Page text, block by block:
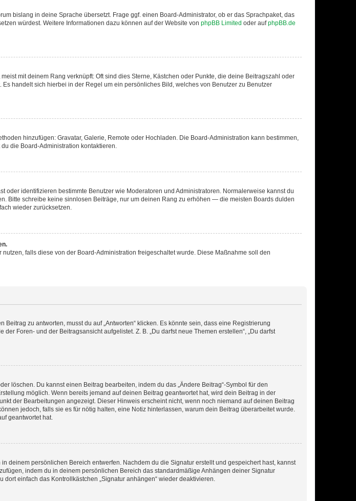
bislang in deine Sprache übersetzt. Frage ggf. einen Board-Administrator, ob er das Sprachpaket, das
würdest. Weitere Informationen dazu können auf der Website von phpBB Limited oder aufphpBB.de
mit deinem Rang verknüpft: Oft sind dies Sterne, Kästchen oder Punkte, die deine Beitragszahl oder
handelt sich hierbei in der Regel um ein persönliches Bild, welches von Benutzer zu Benutzer
hinzufügen: Gravatar, Galerie, Remote oder Hochladen. Die Board-Administration kann bestimmen,
die Board-Administration kontaktieren.
identifizieren bestimmte Benutzer wie Moderatoren und Administratoren. Normalerweise kannst du
Bitte schreibe keine sinnlosen Beiträge, nur um deinen Rang zu erhöhen — die meisten Boards dulden
wieder zurücksetzen.
falls diese von der Board-Administration freigeschaltet wurde. Diese Maßnahme soll den
zu antworten, musst du auf „Antworten“ klicken. Es könnte sein, dass eine Registrierung
Foren- und der Beitragsansicht aufgelistet. Z. B. „Du darfst neue Themen erstellen“, „Du darfst
löschen. Du kannst einen Beitrag bearbeiten, indem du das „Ändere Beitrag“-Symbol für den
möglich. Wenn bereits jemand auf deinen Beitrag geantwortet hat, wird dein Beitrag in der
der Bearbeitungen angezeigt. Dieser Hinweis erscheint nicht, wenn noch niemand auf deinen Beitrag
jedoch, falls sie es für nötig halten, eine Notiz hinterlassen, warum dein Beitrag überarbeitet wurde.
geantwortet hat.
deinem persönlichen Bereich entwerfen. Nachdem du die Signatur erstellt und gespeichert hast, kannst
indem du in deinem persönlichen Bereich das standardmäßige Anhängen deiner Signatur
einfach das Kontrollkästchen „Signatur anhängen“ wieder deaktivieren.